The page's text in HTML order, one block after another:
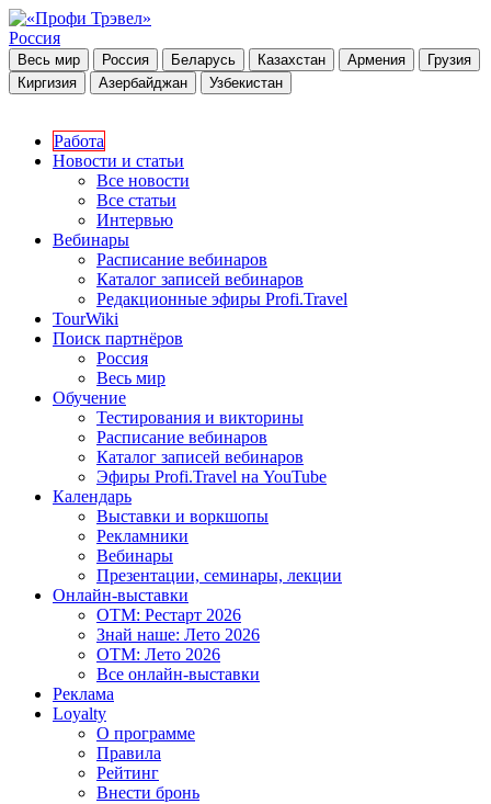
Россия
Весь мир Россия Беларусь Казахстан Армения
Грузия
Киргизия
Азербайджан Узбекистан
Работа
Новости и статьи
Все новости
Все статьи
Интервью
Вебинары
Расписание вебинаров
Каталог записей вебинаров
Редакционные эфиры Profi.Travel
TourWiki
Поиск партнёров
Россия
Весь мир
Обучение
Тестирования и викторины
Расписание вебинаров
Каталог записей вебинаров
Эфиры Profi.Travel на YouTube
Календарь
Выставки и воркшопы
Рекламники
Вебинары
Презентации, семинары, лекции
Онлайн-выставки
OTM: Рестарт 2026
Знай наше: Лето 2026
OTM: Лето 2026
Все онлайн-выставки
Реклама
Loyalty
О программе
Правила
Рейтинг
Внести бронь